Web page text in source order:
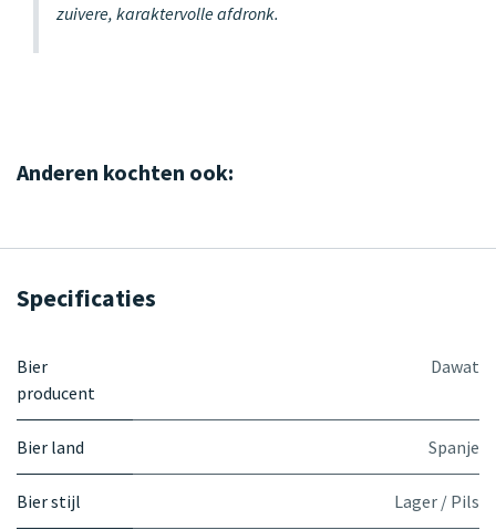
zuivere, karaktervolle afdronk.
Anderen kochten ook:
Specificaties
Bier
producent
Dawat
Bier land Spanje
Bier stijl Lager / Pils